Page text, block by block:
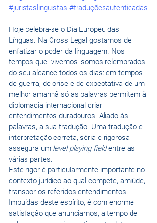
#juristaslinguistas #traduçõesautenticadas
Hoje celebra-se o Dia Europeu das
Línguas. Na Cross Legal gostamos de
enfatizar o poder da linguagem. Nos
tempos que  vivemos, somos relembrados
do seu alcance todos os dias: em tempos
de guerra, de crise e de expectativa de um
melhor amanhã só as palavras permitem à
diplomacia internacional criar
entendimentos duradouros. Aliado às
palavras, a sua tradução. Uma tradução e
interpretação correta, séria e rigorosa
assegura um level playing field entre as
várias partes.
Este rigor é particularmente importante no
contexto jurídico ao qual compete, amiúde,
transpor os referidos entendimentos.
Imbuídas deste espírito, é com enorme
satisfação que anunciamos, a tempo de